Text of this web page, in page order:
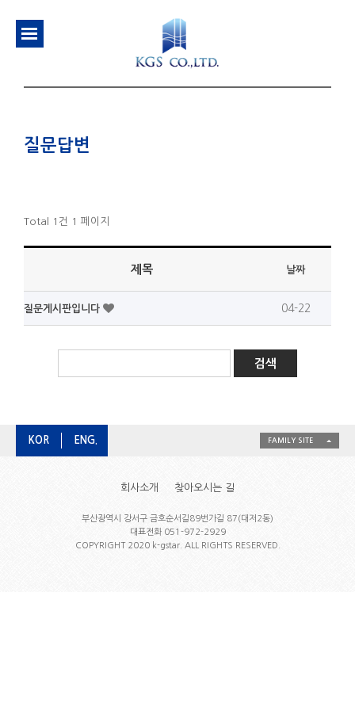
질문답변
Total 1건 1 페이지
제목 날짜
질문게시판입니다 04-22
KOR ENG. FAMILY SITE
회사소개 찾아오시는 길
부산광역시 강서구 금호순서길89번가길 87(대저2동)
대표전화 051-972-2929
COPYRIGHT 2020 k-gstar. ALL RIGHTS RESERVED.